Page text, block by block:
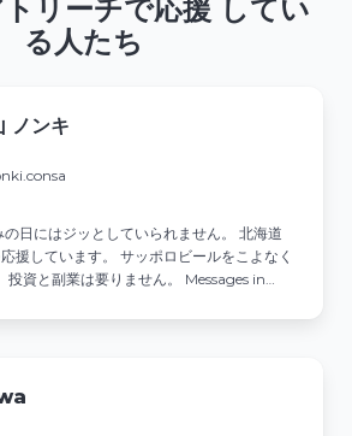
リーチで応援 してい
る人たち
ノンキ
の日にはジッとしていられません。 北海道
援しています。 サッポロビールをこよなく
投資と副業は要りません。 Messages in